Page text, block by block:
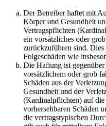
Der Betreiber haftet mit
Körper und Gesundheit
Vertragspflichten
ein vorsätzliches oder
zurückzuführen sind.
Folgeschäden wie
Die Haftung ist
vorsätzlichem oder grob
Schäden aus der
Gesundheit und der
(Kardinalpflichten) auf die
vorhersehbaren Schäden
die vertragstypischen